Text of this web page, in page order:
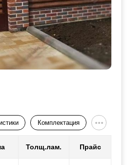
Комплектация
Толщ.лам. Прайс